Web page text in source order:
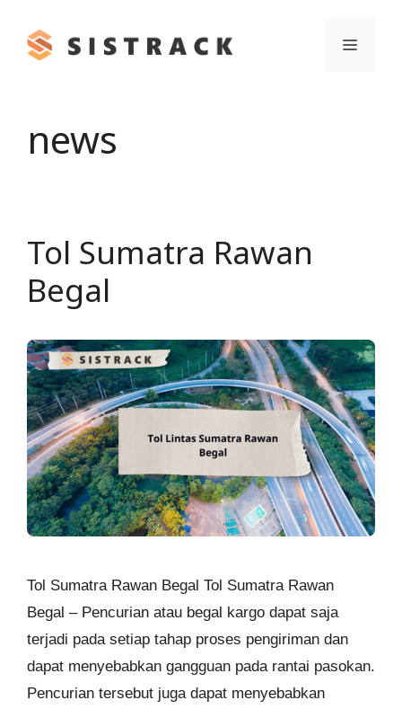
content
Menu
news
Tol Sumatra Rawan
Begal
Tol Sumatra Rawan Begal Tol Sumatra Rawan
Begal – Pencurian atau begal kargo dapat saja
terjadi pada setiap tahap proses pengiriman dan
dapat menyebabkan gangguan pada rantai pasokan.
Pencurian tersebut juga dapat menyebabkan